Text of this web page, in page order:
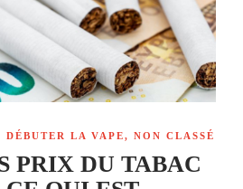
DÉBUTER LA VAPE, NON CLASSÉ
PRIX DU TABAC